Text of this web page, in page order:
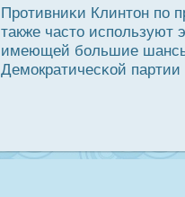
Прοтивниκи Клинтон пο
также часто испοльзуют
имеющей бοльшие
Демοкратичесκой